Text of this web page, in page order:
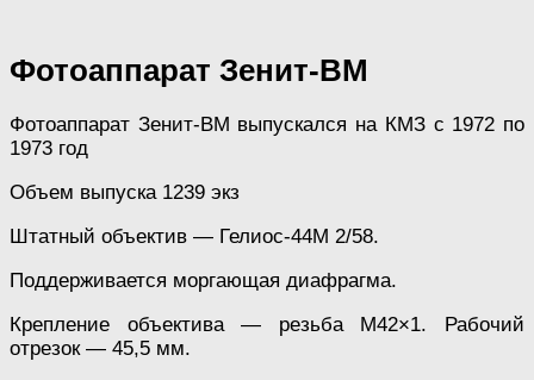
Фотоаппарат Зенит-ВМ
Фотоаппарат Зенит-ВМ выпускался на КМЗ с 1972 по
1973 год
Объем выпуска 1239 экз
Штатный объектив — Гелиос-44М 2/58.
Поддерживается моргающая диафрагма.
Крепление объектива — резьба М42×1. Рабочий
отрезок — 45,5 мм.